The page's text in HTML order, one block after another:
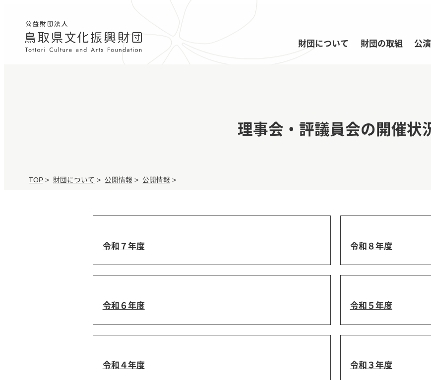
財団について 財団の取組 公
理事会・評議員会の開催状
TOP > 財団について > 公開情報 > 公開情報 >
令和７年度 令和８年度
令和６年度 令和５年度
令和４年度 令和３年度